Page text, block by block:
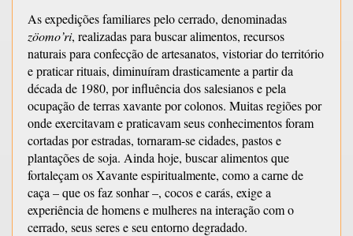
As expedições familiares pelo cerrado, denominadas
zöomo’ri, realizadas para buscar alimentos, recursos
naturais para confecção de artesanatos, vistoriar do território
e praticar rituais, diminuíram drasticamente a partir da
década de 1980, por influência dos salesianos e pela
ocupação de terras xavante por colonos. Muitas regiões por
onde exercitavam e praticavam seus conhecimentos foram
cortadas por estradas, tornaram-se cidades, pastos e
plantações de soja. Ainda hoje, buscar alimentos que
fortaleçam os Xavante espiritualmente, como a carne de
caça – que os faz sonhar –, cocos e carás, exige a
experiência de homens e mulheres na interação com o
cerrado, seus seres e seu entorno degradado.